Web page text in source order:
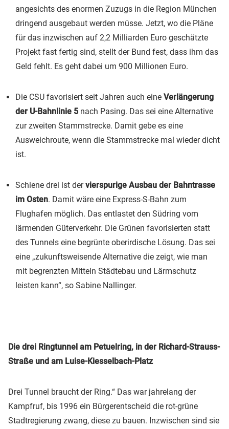
angesichts des enormen Zuzugs in die Region München
dringend ausgebaut werden müsse. Jetzt, wo die Pläne
für das inzwischen auf 2,2 Milliarden Euro geschätzte
Projekt fast fertig sind, stellt der Bund fest, dass ihm das
Geld fehlt. Es geht dabei um 900 Millionen Euro.
Die CSU favorisiert seit Jahren auch eine Verlängerung
der U-Bahnlinie 5 nach Pasing. Das sei eine Alternative
zur zweiten Stammstrecke. Damit gebe es eine
Ausweichroute, wenn die Stammstrecke mal wieder dicht
ist.
Schiene drei ist dervierspurige Ausbau der Bahntrasse
im Osten. Damit wäre eine Express-S-Bahn zum
Flughafen möglich. Das entlastet den Südring vom
lärmenden Güterverkehr. Die Grünen favorisierten statt
des Tunnels eine begrünte oberirdische Lösung. Das sei
eine „zukunftsweisende Alternative die zeigt, wie man
mit begrenzten Mitteln Städtebau und Lärmschutz
leisten kann“, so Sabine Nallinger.
Die drei Ringtunnel am Petuelring, in der Richard-Strauss-
Straße und am Luise-Kiesselbach-Platz
Drei Tunnel braucht der Ring.“ Das war jahrelang der
Kampfruf, bis 1996 ein Bürgerentscheid die rot-grüne
Stadtregierung zwang, diese zu bauen. Inzwischen sind sie